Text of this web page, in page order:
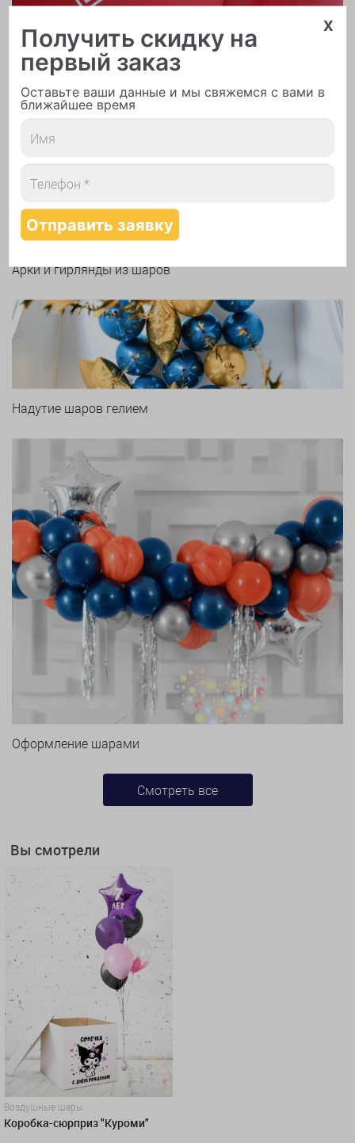
Печать логотипа
Арки и гирлянды из шаров
Надутие шаров гелием
Оформление шарами
Смотреть все
Вы смотрели
Воздушные шары
Коробка-сюрприз "Куроми"
x
Получить скидку на
первый заказ
Оставьте ваши данные и мы свяжемся с вами в
ближайшее время